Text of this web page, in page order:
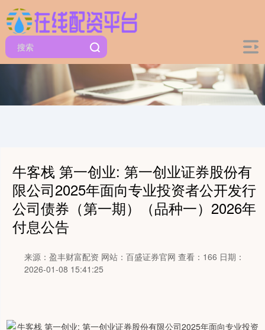
牛客栈 第一创业: 第一创业证券股份有
限公司2025年面向专业投资者公开发行
公司债券（第一期）（品种一）2026年
付息公告
来源：盈丰财富配资 网站：百盛证券官网 查看：166 日期：
2026-01-08 15:41:25